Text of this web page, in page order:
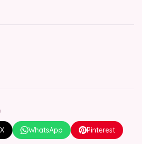
X WhatsApp Pinterest